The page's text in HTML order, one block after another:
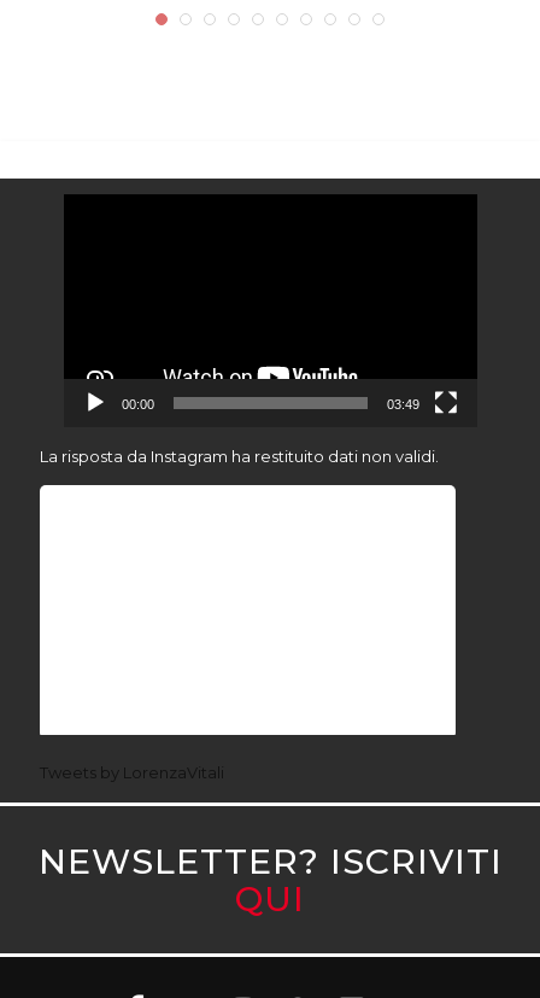
00:00 03:49
La risposta da Instagram ha restituito dati non validi.
Tweets by LorenzaVitali
NEWSLETTER? ISCRIVITI
QUI